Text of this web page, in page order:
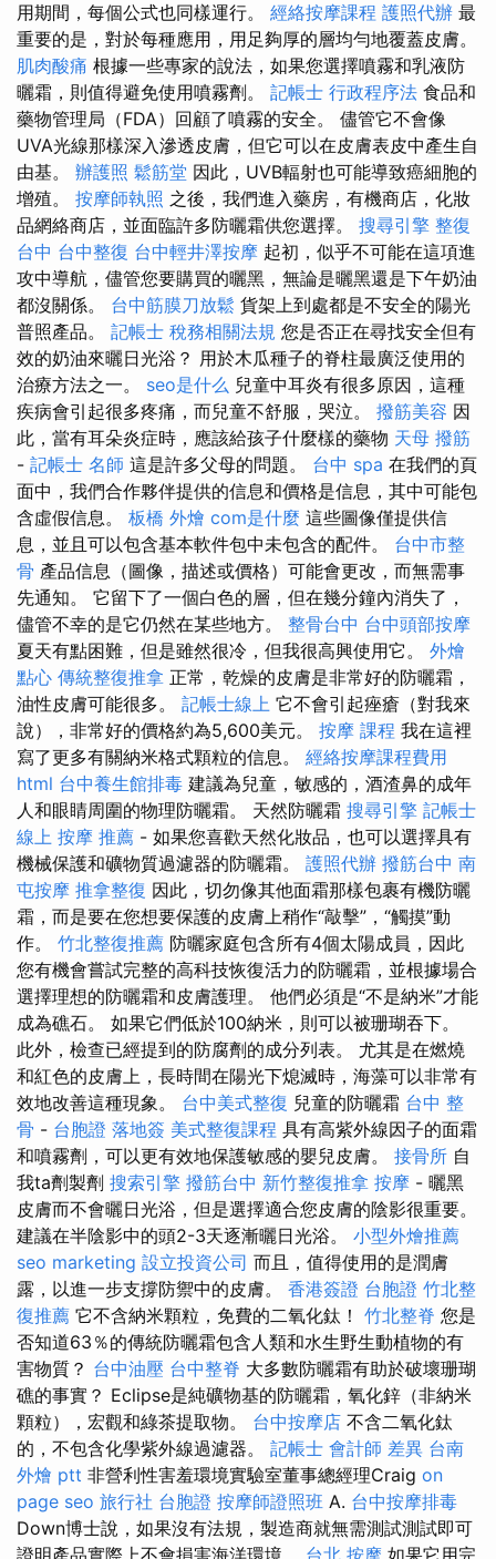
用期間，每個公式也同樣運行。 經絡按摩課程 護照代辦 最
重要的是，對於每種應用，用足夠厚的層均勻地覆蓋皮膚。
肌肉酸痛 根據一些專家的說法，如果您選擇噴霧和乳液防
曬霜，則值得避免使用噴霧劑。 記帳士 行政程序法 食品和
藥物管理局（FDA）回顧了噴霧的安全。 儘管它不會像
UVA光線那樣深入滲透皮膚，但它可以在皮膚表皮中產生自
由基。 辦護照 鬆筋堂 因此，UVB輻射也可能導致癌細胞的
增殖。 按摩師執照 之後，我們進入藥房，有機商店，化妝
品網絡商店，並面臨許多防曬霜供您選擇。 搜尋引擎 整復
台中 台中整復 台中輕井澤按摩 起初，似乎不可能在這項進
攻中導航，儘管您要購買的曬黑，無論是曬黑還是下午奶油
都沒關係。 台中筋膜刀放鬆 貨架上到處都是不安全的陽光
普照產品。 記帳士 稅務相關法規 您是否正在尋找安全但有
效的奶油來曬日光浴？ 用於木瓜種子的脊柱最廣泛使用的
治療方法之一。 seo是什么 兒童中耳炎有很多原因，這種
疾病會引起很多疼痛，而兒童不舒服，哭泣。 撥筋美容 因
此，當有耳朵炎症時，應該給孩子什麼樣的藥物 天母 撥筋
- 記帳士 名師 這是許多父母的問題。 台中 spa 在我們的頁
面中，我們合作夥伴提供的信息和價格是信息，其中可能包
含虛假信息。 板橋 外燴 com是什麼 這些圖像僅提供信
息，並且可以包含基本軟件包中未包含的配件。 台中市整
骨 產品信息（圖像，描述或價格）可能會更改，而無需事
先通知。 它留下了一個白色的層，但在幾分鐘內消失了，
儘管不幸的是它仍然在某些地方。 整骨台中 台中頭部按摩
夏天有點困難，但是雖然很冷，但我很高興使用它。 外燴
點心 傳統整復推拿 正常，乾燥的皮膚是非常好的防曬霜，
油性皮膚可能很多。 記帳士線上 它不會引起痤瘡（對我來
說），非常好的價格約為5,600美元。 按摩 課程 我在這裡
寫了更多有關納米格式顆粒的信息。 經絡按摩課程費用
html 台中養生館排毒 建議為兒童，敏感的，酒渣鼻的成年
人和眼睛周圍的物理防曬霜。 天然防曬霜 搜尋引擎 記帳士
線上 按摩 推薦 - 如果您喜歡天然化妝品，也可以選擇具有
機械保護和礦物質過濾器的防曬霜。 護照代辦 撥筋台中 南
屯按摩 推拿整復 因此，切勿像其他面霜那樣包裹有機防曬
霜，而是要在您想要保護的皮膚上稍作“敲擊”，“觸摸”動
作。 竹北整復推薦 防曬家庭包含所有4個太陽成員，因此
您有機會嘗試完整的高科技恢復活力的防曬霜，並根據場合
選擇理想的防曬霜和皮膚護理。 他們必須是“不是納米”才能
成為礁石。 如果它們低於100納米，則可以被珊瑚吞下。
此外，檢查已經提到的防腐劑的成分列表。 尤其是在燃燒
和紅色的皮膚上，長時間在陽光下熄滅時，海藻可以非常有
效地改善這種現象。 台中美式整復 兒童的防曬霜 台中 整
骨 - 台胞證 落地簽 美式整復課程 具有高紫外線因子的面霜
和噴霧劑，可以更有效地保護敏感的嬰兒皮膚。 接骨所 自
我ta劑製劑 搜索引擎 撥筋台中 新竹整復推拿 按摩 - 曬黑
皮膚而不會曬日光浴，但是選擇適合您皮膚的陰影很重要。
建議在半陰影中的頭2-3天逐漸曬日光浴。 小型外燴推薦
seo marketing 設立投資公司 而且，值得使用的是潤膚
露，以進一步支撐防禦中的皮膚。 香港簽證 台胞證 竹北整
復推薦 它不含納米顆粒，免費的二氧化鈦！ 竹北整脊 您是
否知道63％的傳統防曬霜包含人類和水生野生動植物的有
害物質？ 台中油壓 台中整脊 大多數防曬霜有助於破壞珊瑚
礁的事實？ Eclipse是純礦物基的防曬霜，氧​​化鋅（非納米
顆粒），宏觀和綠茶提取物。 台中按摩店 不含二氧化鈦
的，不包含化學紫外線過濾器。 記帳士 會計師 差異 台南
外燴 ptt 非營利性害羞環境實驗室董事總經理Craig on
page seo 旅行社 台胞證 按摩師證照班 A. 台中按摩排毒
Down博士說，如果沒有法規，製造商就無需測試測試即可
證明產品實際上不會損害海洋環境。 台北 按摩 如果它用完